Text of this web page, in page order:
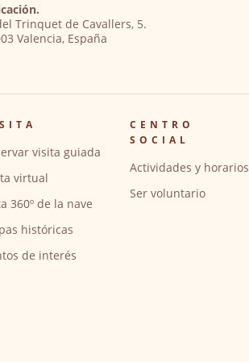
Trinquet de Cavallers, 5.
Valencia, España
visita guiada
virtual
360º de la nave
históricas
de interés
CENTRO
SOCIAL
Actividades y horarios
Ser voluntario